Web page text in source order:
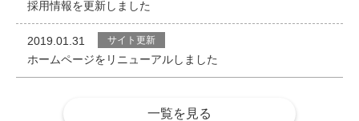
採用情報を更新しました
2019.01.31 サイト更新
ホームページをリニューアルしました
一覧を見る